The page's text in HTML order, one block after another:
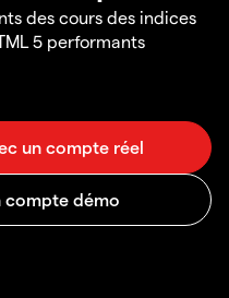
des cours des indices
5 performants